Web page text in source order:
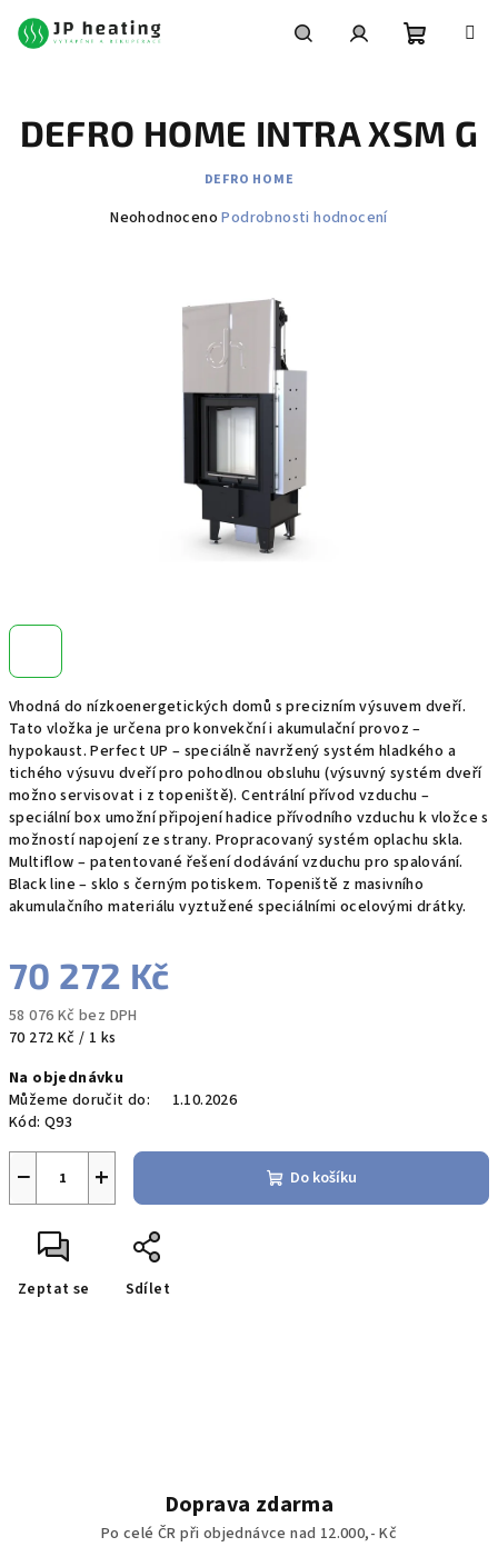
obsah
košík
Vhodná do nízkoenergetických domů s precizním výsuvem dveří.
Tato vložka je určena pro konvekční i akumulační provoz –
hypokaust. Perfect UP – speciálně navržený systém hladkého a
tichého výsuvu dveří pro pohodlnou obsluhu (výsuvný systém dveří
možno servisovat i z topeniště). Centrální přívod vzduchu –
speciální box umožní připojení hadice přívodního vzduchu k vložce s
možností napojení ze strany. Propracovaný systém oplachu skla.
Multiflow – patentované řešení dodávání vzduchu pro spalování.
Black line – sklo s černým potiskem. Topeniště z masivního
akumulačního materiálu vyztužené speciálními ocelovými drátky.
70 272 Kč
58 076 Kč bez DPH
Měrná
70 272 Kč / 1 ks
Na objednávku
Můžeme doručit do:
1.10.2026
Kód: Q93
+
− Do košíku
Zeptat se Sdílet
DEFRO HOME INTRA XSM G
DEFRO HOME
Průměrné
Neohodnoceno Podrobnosti hodnocení
Doprava zdarma
Po celé ČR při objednávce nad 12.000,- Kč